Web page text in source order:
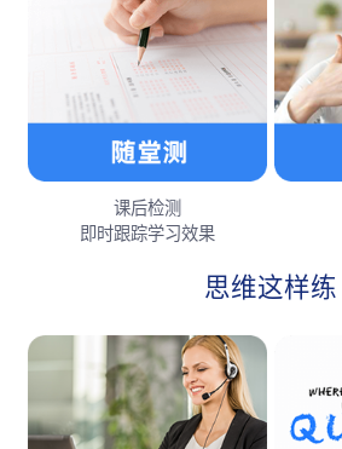
课后检测
即时跟踪学习效果
思维这样练